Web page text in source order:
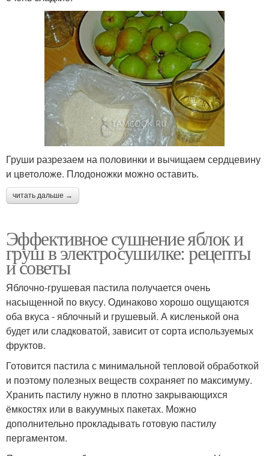
Груши разрезаем на половинки и вычищаем сердцевину
и цветоложе. Плодоножки можно оставить.
читать дальше →
Эффективное сушнение яблок и
груш в электросушилке: рецепты
и советы
Яблочно-грушевая пастила получается очень
насыщенной по вкусу. Одинаково хорошо ощущаются
оба вкуса - яблочный и грушевый. А кисленькой она
будет или сладковатой, зависит от сорта используемых
фруктов.
Готовится пастила с минимальной тепловой обработкой
и поэтому полезных веществ сохраняет по максимуму.
Хранить пастилу нужно в плотно закрывающихся
ёмкостях или в вакуумных пакетах. Можно
дополнительно прокладывать готовую пастилу
пергаментом.